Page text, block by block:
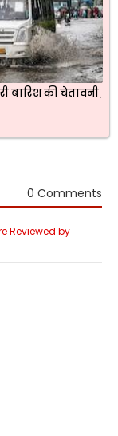
बारिश की चेतावनी,
0 Comments
Reviewed by